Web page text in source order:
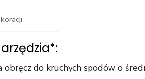
obręcz do kruchych spodów o